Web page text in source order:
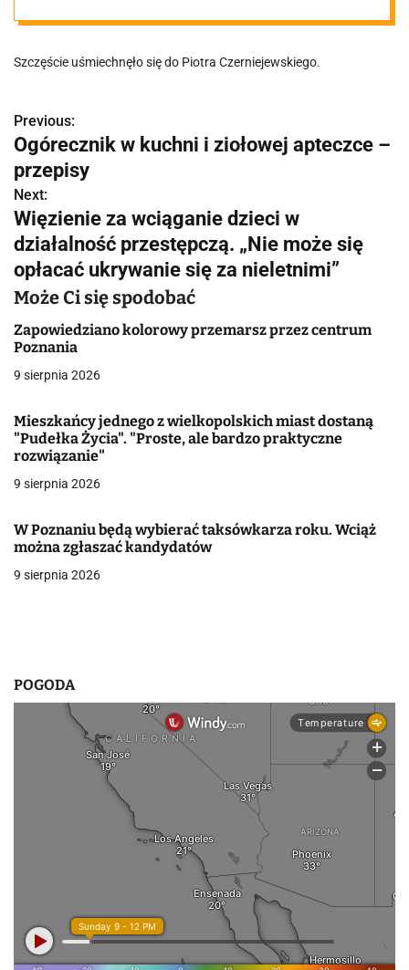
swoją idolką na
scenie Open'er
Festival!
"Marzenie
spełnione"
Szczęście uśmiechnęło się do Piotra Czerniejewskiego.
N
a
w
i
g
a
c
j
w
p
s
u
Previous:
Ogórecznik w kuchni i ziołowej apteczce –
przepisy
Next:
Więzienie za wciąganie dzieci w
działalność przestępczą. „Nie może się
opłacać ukrywanie się za nieletnimi”
Może Ci się spodobać
Zapowiedziano kolorowy przemarsz przez centrum
Poznania
9 sierpnia 2026
Mieszkańcy jednego z wielkopolskich miast dostaną
"Pudełka Życia". "Proste, ale bardzo praktyczne
rozwiązanie"
9 sierpnia 2026
W Poznaniu będą wybierać taksówkarza roku. Wciąż
można zgłaszać kandydatów
9 sierpnia 2026
POGODA